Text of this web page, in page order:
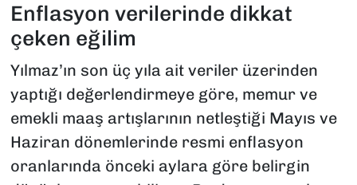
Enflasyon verilerinde dikkat
çeken eğilim
Yılmaz’ın son üç yıla ait veriler üzerinden
yaptığı değerlendirmeye göre, memur ve
emekli maaş artışlarının netleştiği Mayıs ve
Haziran dönemlerinde resmi enflasyon
oranlarında önceki aylara göre belirgin